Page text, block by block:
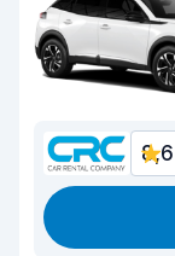
8,6